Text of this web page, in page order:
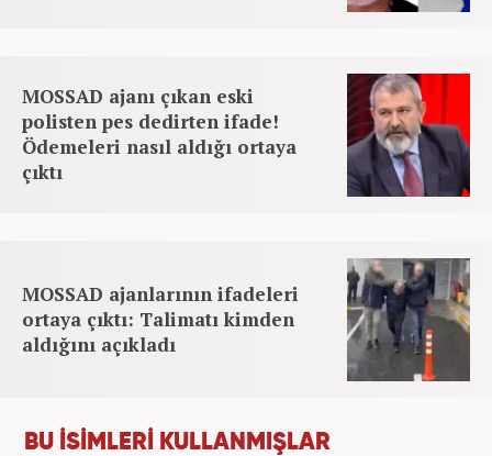
MOSSAD ajanı çıkan eski
polisten pes dedirten ifade!
Ödemeleri nasıl aldığı ortaya
çıktı
MOSSAD ajanlarının ifadeleri
ortaya çıktı: Talimatı kimden
aldığını açıkladı
BU İSİMLERİ KULLANMIŞLAR